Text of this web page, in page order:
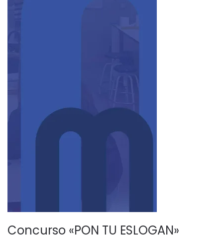
Concurso «PON TU ESLOGAN»